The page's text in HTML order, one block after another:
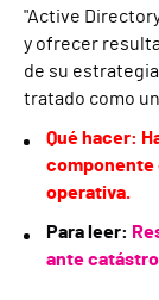
"Active
y ofrecer
de su
tratado como
Qué hacer:
componente
operativa.
Para leer:
ante